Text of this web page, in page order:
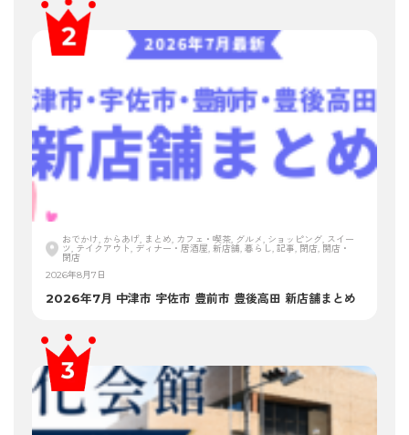
おでかけ, からあげ, まとめ, カフェ・喫茶, グルメ, ショッピング, スイー
ツ, テイクアウト, ディナー・居酒屋, 新店舗, 暮らし, 記事, 閉店, 開店・
閉店
2026年8月7日
2026年7月 中津市 宇佐市 豊前市 豊後高田 新店舗まとめ